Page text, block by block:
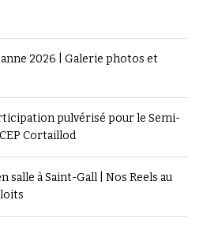
2026 | Galerie photos et
pulvérisé pour le Semi-
Cortaillod
salle à Saint-Gall | Nos Reels au